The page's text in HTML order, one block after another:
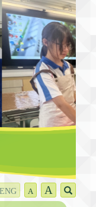
ENG A A